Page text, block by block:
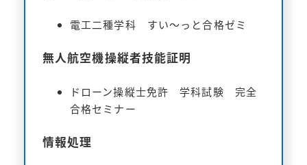
電工二種学科 すい～っと合格ゼミ
無人航空機操縦者技能証明
ドローン操縦士免許 学科試験 完全
合格セミナー
情報処理